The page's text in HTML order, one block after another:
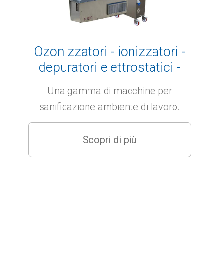
Ozonizzatori - ionizzatori -
depuratori elettrostatici -
macchine sanificazione
officine, negozi, fabbriche
Una gamma di macchine per
sanificazione ambiente di lavoro.
Scopri di più